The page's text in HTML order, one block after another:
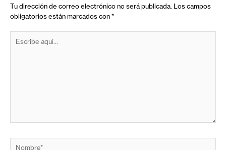
Tu dirección de correo electrónico no será publicada. Los campos
obligatorios están marcados con *